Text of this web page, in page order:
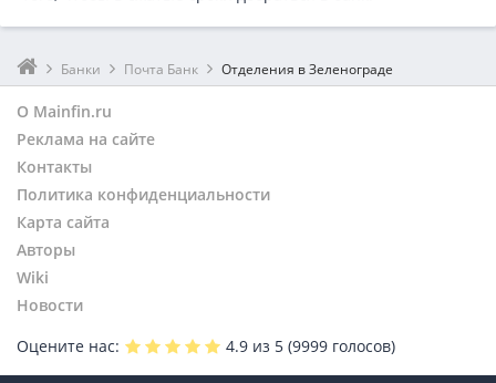
Банки Почта Банк Отделения в Зеленограде
О Mainfin.ru
Реклама на сайте
Контакты
Политика конфиденциальности
Карта сайта
Авторы
Wiki
Новости
Оцените нас:
4.9 из 5 (9999 голосов)